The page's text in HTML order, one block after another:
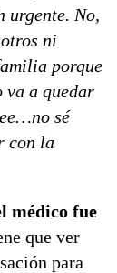
No,
ni
porque
va a quedar
sé
con la
médico fue
que ver
para